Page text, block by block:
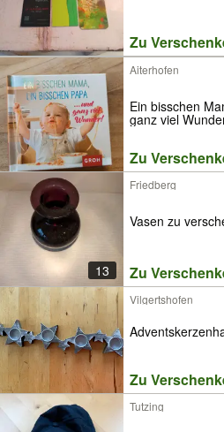
Zu
Aiterhofen
Ein bisschen
ganz viel
Zu
13
Friedberg
Vasen zu
Zu
Vilgertshofen
Zu
Tutzing